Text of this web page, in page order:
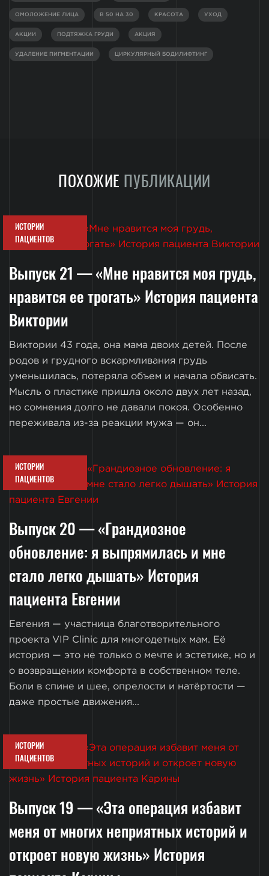
ОМОЛОЖЕНИЕ ЛИЦА В 50 НА 30 КРАСОТА УХОД
АКЦИИ ПОДТЯЖКА ГРУДИ АКЦИЯ
УДАЛЕНИЕ ПИГМЕНТАЦИИ ЦИРКУЛЯРНЫЙ БОДИЛИФТИНГ
ПОХОЖИЕ ПУБЛИКАЦИИ
ИСТОРИИ
ПАЦИЕНТОВ
Выпуск 21 — «Мне нравится моя грудь,
нравится ее трогать» История пациента
Виктории
Виктории 43 года, она мама двоих детей. После
родов и грудного вскармливания грудь
уменьшилась, потеряла объем и начала обвисать.
Мысль о пластике пришла около двух лет назад,
но сомнения долго не давали покоя. Особенно
переживала из-за реакции мужа — он...
ИСТОРИИ
ПАЦИЕНТОВ
Выпуск 20 — «Грандиозное
обновление: я выпрямилась и мне
стало легко дышать» История
пациента Евгении
Евгения — участница благотворительного
проекта VIP Clinic для многодетных мам. Её
история — это не только о мечте и эстетике, но и
о возвращении комфорта в собственном теле.
Боли в спине и шее, опрелости и натёртости —
даже простые движения...
ИСТОРИИ
ПАЦИЕНТОВ
Выпуск 19 — «Эта операция избавит
меня от многих неприятных историй и
откроет новую жизнь» История